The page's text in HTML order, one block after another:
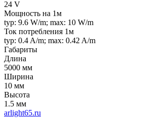
24 V
Мощность на 1м
typ: 9.6 W/m; max: 10 W/m
Ток потребления 1м
typ: 0.4 A/m; max: 0.42 A/m
Габариты
Длина
5000 мм
Ширина
10 мм
Высота
1.5 мм
arlight65.ru